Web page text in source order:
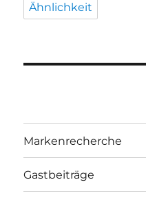
Ähnlichkeit
Markenrecherche
Gastbeiträge